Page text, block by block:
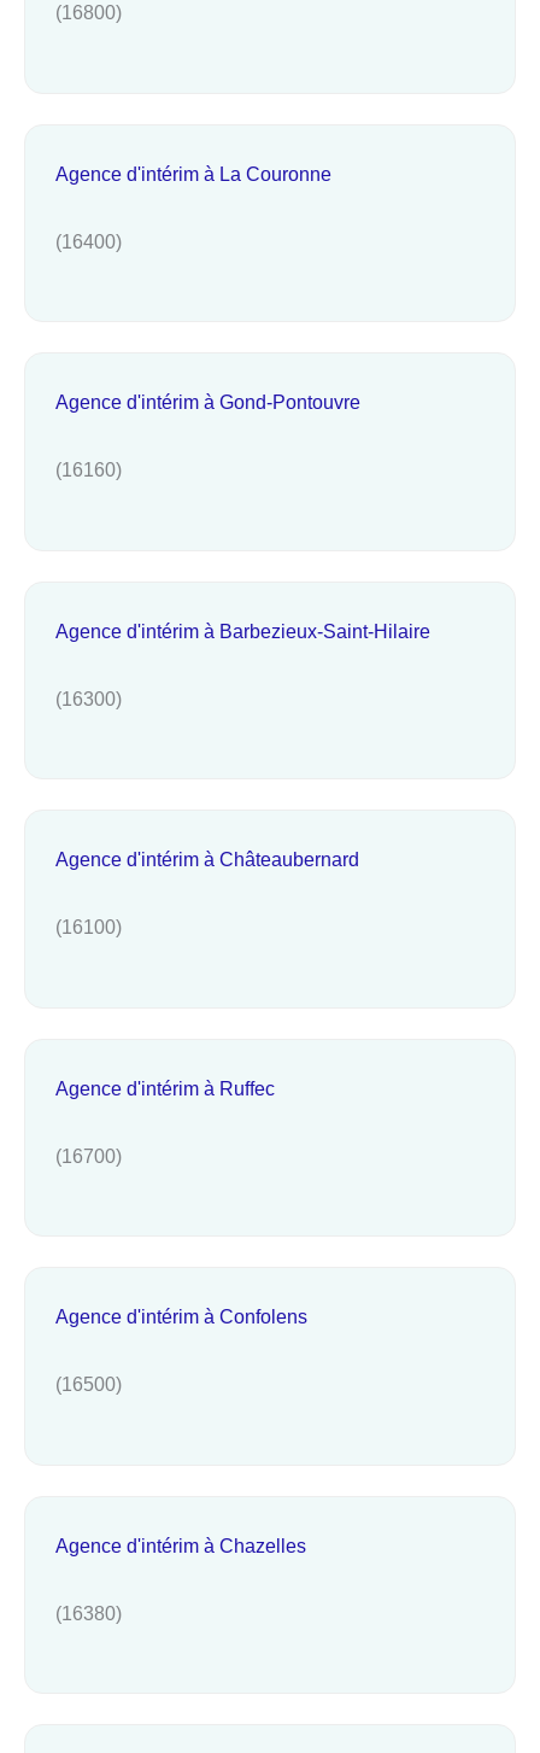
(16800)
Agence d'intérim à La Couronne
(16400)
Agence d'intérim à Gond-Pontouvre
(16160)
Agence d'intérim à Barbezieux-Saint-Hilaire
(16300)
Agence d'intérim à Châteaubernard
(16100)
Agence d'intérim à Ruffec
(16700)
Agence d'intérim à Confolens
(16500)
Agence d'intérim à Chazelles
(16380)